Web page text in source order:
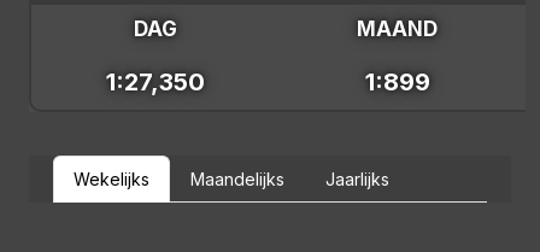
DAG MAAND
1:27,350 1:899
Wekelijks Maandelijks Jaarlijks